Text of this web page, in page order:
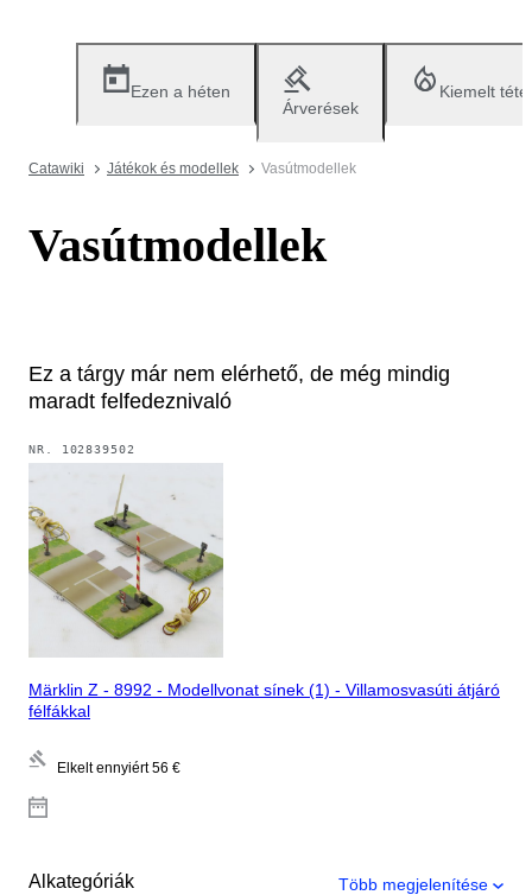
Ezen a héten
Árverések
Kiemelt
Catawiki Játékok és modellek Vasútmodellek
Vasútmodellek
Ez a tárgy már nem elérhető, de még mindig
maradt felfedeznivaló
NR. 102839502
Märklin Z - 8992 - Modellvonat sínek (1) - Villamosvasúti átjáró
félfákkal
Elkelt ennyiért 56 €
Alkategóriák Több megjelenítése